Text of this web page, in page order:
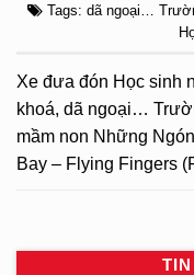
Tags: dã ngoại…
Xe đưa đón Học sinh
khoá, dã ngoại…
mầm non Những
Bay – Flying Fingers